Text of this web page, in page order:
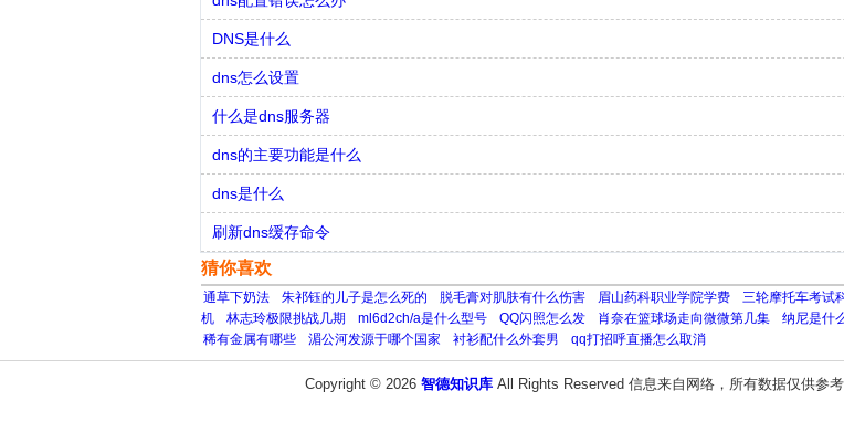
DNS是什么
dns怎么设置
什么是dns服务器
dns的主要功能是什么
dns是什么
刷新dns缓存命令
猜你喜欢
通草下奶法 朱祁钰的儿子是怎么死的 脱毛膏对肌肤有什么伤害 眉山药科职业学院学费 三轮摩托车考试
机
林志玲极限挑战几期 ml6d2ch/a是什么型号 QQ闪照怎么发 肖奈在篮球场走向微微第几集 纳尼是什
稀有金属有哪些
湄公河发源于哪个国家 衬衫配什么外套男 qq打招呼直播怎么取消
Copyright © 2026 智德知识库All Rights Reserved 信息来自网络，所有数据仅供参